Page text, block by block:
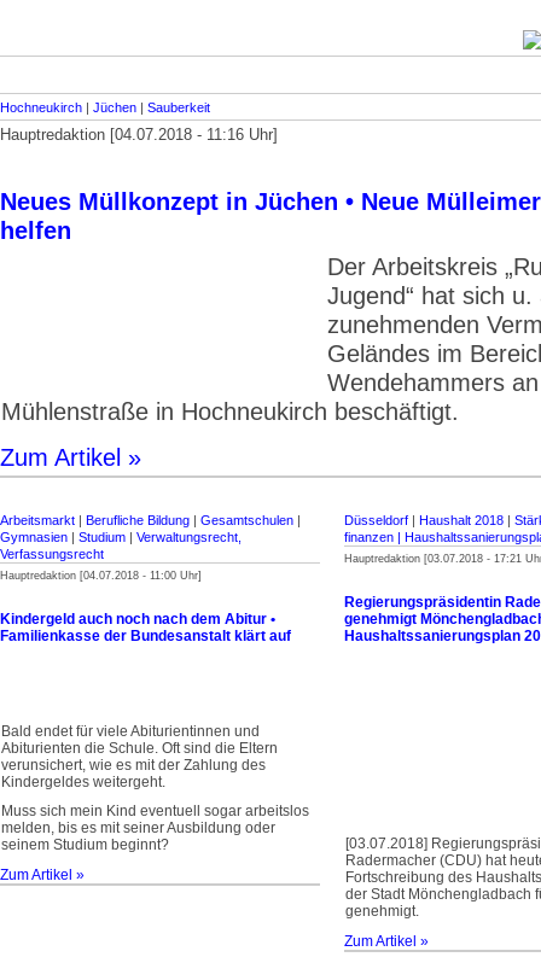
Hochneukirch | Jüchen | Sauberkeit
Hauptredaktion [04.07.2018 - 11:16 Uhr]
Neues Müllkonzept in Jüchen • Neue
helfen
Der Arbeitskreis
Jugend“ hat sich
zunehmenden
Geländes im
Wendehammers
Mühlenstraße in Hochneukirch beschäftigt.
Zum Artikel »
Arbeitsmarkt | Berufliche Bildung | Gesamtschulen |
Gymnasien | Studium | Verwaltungsrecht,
Verfassungsrecht
Hauptredaktion [04.07.2018 - 11:00 Uhr]
Kindergeld auch noch nach dem Abitur •
Familienkasse der Bundesanstalt klärt auf
Bald endet für viele Abiturientinnen und
Abiturienten die Schule. Oft sind die Eltern
verunsichert, wie es mit der Zahlung des
Kindergeldes weitergeht.
Muss sich mein Kind eventuell sogar arbeitslos
melden, bis es mit seiner Ausbildung oder
seinem Studium beginnt?
Zum Artikel »
Düsseldorf | Haushalt 2018 |
finanzen |
Hauptredaktion [03.07.2018 - 17:21
Regierungspräsidentin
genehmigt
Haushaltssanierungsplan
[03.07.2018]
Radermacher (CDU) hat
Fortschreibung des
der Stadt Mönchengladbach
genehmigt.
Zum Artikel »